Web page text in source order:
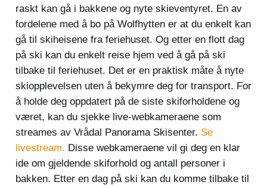
raskt kan gå i bakkene og nyte skieventyret. En av
fordelene med å bo på Wolfhytten er at du enkelt kan
gå til skiheisene fra feriehuset. Og etter en flott dag
på ski kan du enkelt reise hjem ved å gå på ski
tilbake til feriehuset. Det er en praktisk måte å nyte
skiopplevelsen uten å bekymre deg for transport. For
å holde deg oppdatert på de siste skiforholdene og
været, kan du sjekke live-webkameraene som
streames av Vrådal Panorama Skisenter. Se
livestream. Disse webkameraene vil gi deg en klar
ide om gjeldende skiforhold og antall personer i
bakken. Etter en dag på ski kan du komme tilbake til